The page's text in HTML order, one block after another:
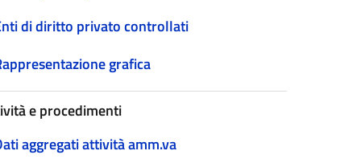
di diritto privato controllati
grafica
e procedimenti
aggregati attività amm.va